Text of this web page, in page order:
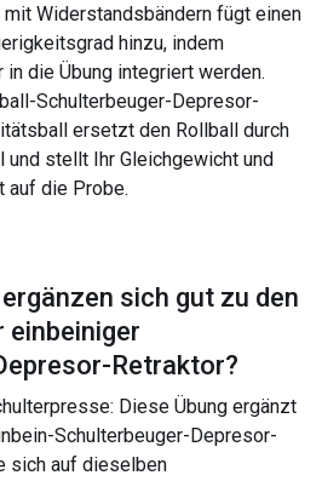
Widerstandsbändern fügt einen
hinzu, indem
die Übung integriert werden.
Schulterbeuger-Depresor-
ersetzt den Rollball durch
und stellt Ihr Gleichgewicht und
auf die Probe.
sich gut zu den
einbeiniger
Retraktor?
Diese Übung ergänzt
Schulterbeuger-Depresor-
sich auf dieselben